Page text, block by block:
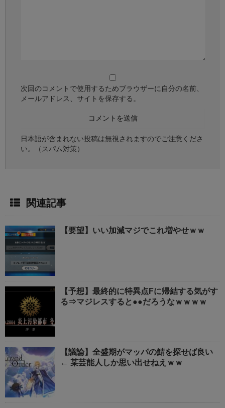
次回のコメントで使用するためブラウザーに自分の名前、
メールアドレス、サイトを保存する。
日本語が含まれない投稿は無視されますのでご注意くださ
い。（スパム対策）
関連記事
【要望】いい加減マジでこれ増やせｗｗ
【予想】最終的に特異点Fに帰結する気がす
る⇒マジレスすると●●だろうなｗｗｗｗ
【議論】全盛期がマッパの鯖を探せば良い
← 某芸能人しか思い出せねえｗｗ